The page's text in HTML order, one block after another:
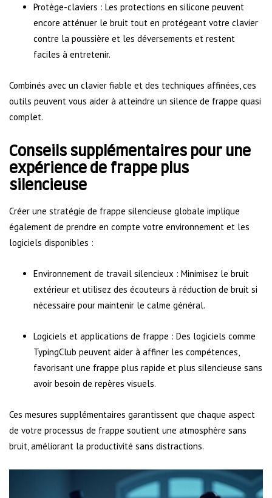
Protège-claviers : Les protections en silicone peuvent
encore atténuer le bruit tout en protégeant votre clavier
contre la poussière et les déversements et restent
faciles à entretenir.
Combinés avec un clavier fiable et des techniques affinées, ces
outils peuvent vous aider à atteindre un silence de frappe quasi
complet.
Conseils supplémentaires pour une
expérience de frappe plus
silencieuse
Créer une stratégie de frappe silencieuse globale implique
également de prendre en compte votre environnement et les
logiciels disponibles :
Environnement de travail silencieux : Minimisez le bruit
extérieur et utilisez des écouteurs à réduction de bruit si
nécessaire pour maintenir le calme général.
Logiciels et applications de frappe : Des logiciels comme
TypingClub peuvent aider à affiner les compétences,
favorisant une frappe plus rapide et plus silencieuse sans
avoir besoin de repères visuels.
Ces mesures supplémentaires garantissent que chaque aspect
de votre processus de frappe soutient une atmosphère sans
bruit, améliorant la productivité sans distractions.